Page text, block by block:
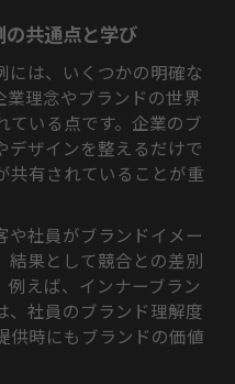
共通点と学び
には、いくつかの明確な
業理念やブランドの世界
ている点です。企業のブ
デザインを整えるだけで
共有されていることが重
や社員がブランドイメー
結果として競合との差別
えば、インナーブラン
、社員のブランド理解度
供時にもブランドの価値